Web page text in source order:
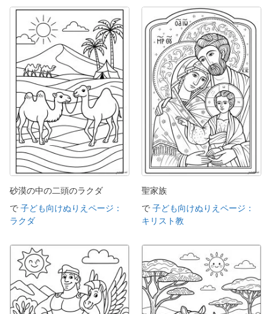
砂漠の中の二頭のラクダ
で 子ども向けぬりえページ：
ラクダ
聖家族
で 子ども向けぬりえページ：
キリスト教